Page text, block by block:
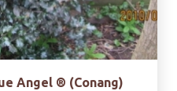
Angel ® (Conang)